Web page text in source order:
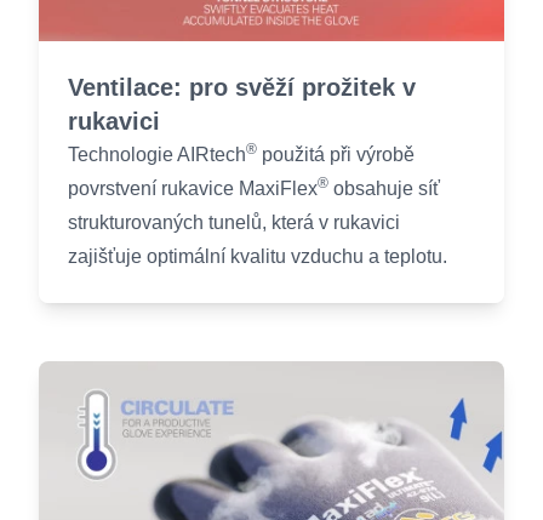
Ventilace: pro svěží prožitek v
rukavici
Technologie AIRtech® použitá při výrobě
povrstvení rukavice MaxiFlex® obsahuje síť
strukturovaných tunelů, která v rukavici
zajišťuje optimální kvalitu vzduchu a teplotu.